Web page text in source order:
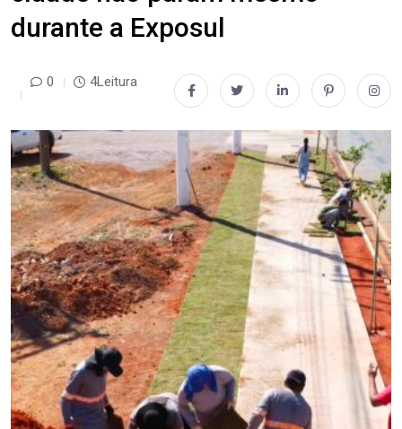
durante a Exposul
0 4Leitura